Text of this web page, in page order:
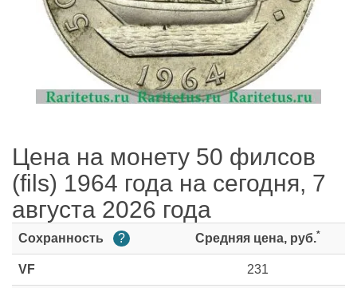
Цена на монету 50 филсов
(fils) 1964 года на сегодня, 7
августа 2026 года
Сохранность ? Средняя цена, руб.*
VF 231